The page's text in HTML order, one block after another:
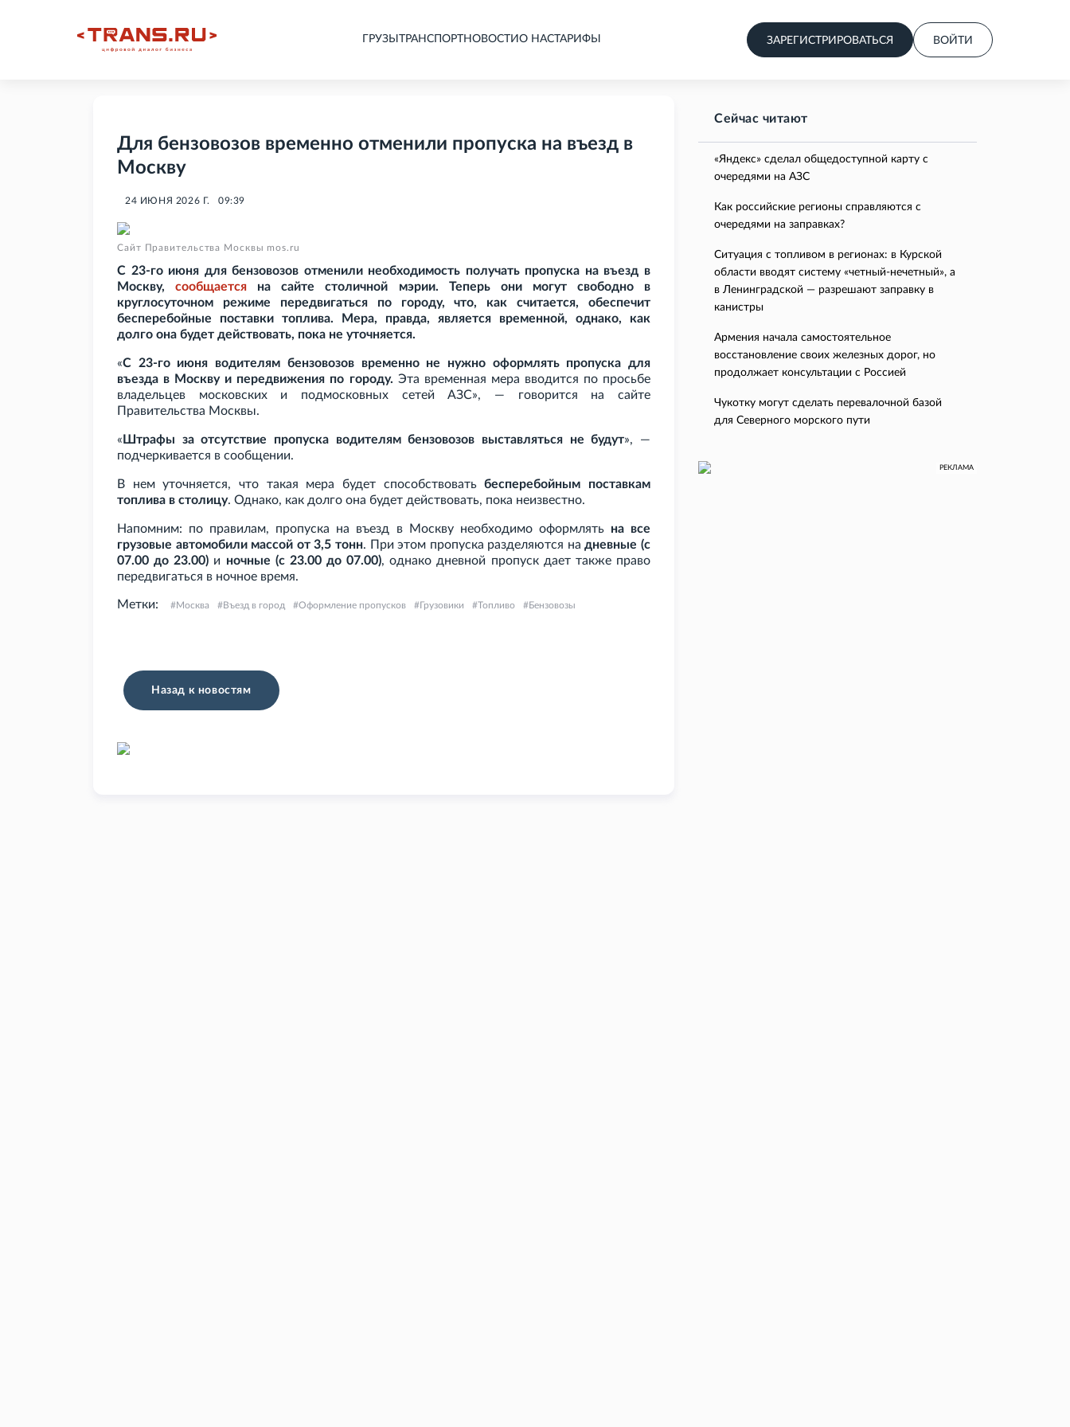
ГРУЗЫ ТРАНСПОРТНОВОСТИ О НАСТАРИФЫ ЗАРЕГИСТРИРОВАТЬСЯ ВОЙТИ
Для бензовозов временно отменили пропуска на въезд в
Москву
24 ИЮНЯ 2026 Г. 09:39
Сайт Правительства Москвы mos.ru
С 23-го июня для бензовозов отменили необходимость получать пропуска на въезд в
Москву,сообщается на сайте столичной мэрии. Теперь они могут свободно в
круглосуточном режиме передвигаться по городу, что, как считается, обеспечит
бесперебойные поставки топлива. Мера, правда, является временной, однако, как
долго она будет действовать, пока не уточняется.
«С 23-го июня водителям бензовозов временно не нужно оформлять пропуска для
въезда в Москву и передвижения по городу. Эта временная мера вводится по просьбе
владельцев московских и подмосковных сетей АЗС», — говорится на сайте
Правительства Москвы.
« Штрафы за отсутствие пропуска водителям бензовозов выставляться не будут», —
подчеркивается в сообщении.
В нем уточняется, что такая мера будет способствоватьбесперебойным поставкам
топлива в столицу. Однако, как долго она будет действовать, пока неизвестно.
Напомним: по правилам, пропуска на въезд в Москву необходимо оформлять на все
грузовые автомобили массой от 3,5 тонн. При этом пропуска разделяются надневные (с
07.00 до 23.00) и ночные (с 23.00 до 07.00), однако дневной пропуск дает также право
передвигаться в ночное время.
Метки: Москва Въезд в город Оформление пропусков Грузовики Топливо Бензовозы
Назад к новостям
Сейчас читают
«Яндекс» сделал общедоступной карту с
очередями на АЗС
Как российские регионы справляются с
очередями на заправках?
Ситуация с топливом в регионах: в Курской
области вводят систему «четный-нечетный», а
в Ленинградской — разрешают заправку в
канистры
Армения начала самостоятельное
восстановление своих железных дорог, но
продолжает консультации с Россией
Чукотку могут сделать перевалочной базой
для Северного морского пути
РЕКЛАМА